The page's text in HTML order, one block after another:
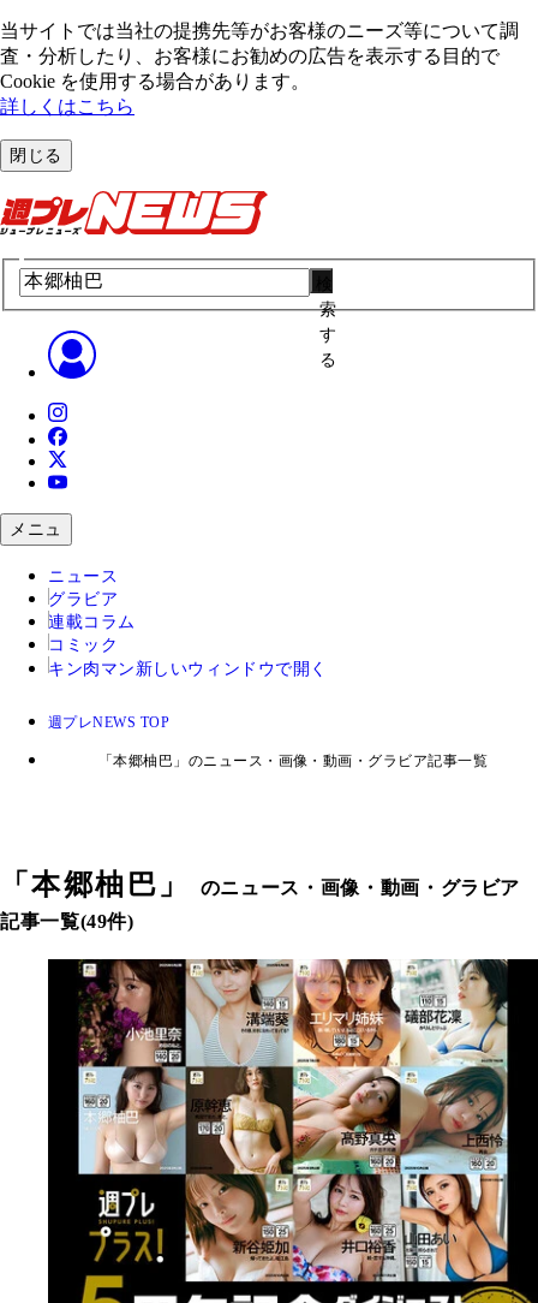
当サイトでは当社の提携先等がお客様のニーズ等について調
査・分析したり、お客様にお勧めの広告を表⽰する⽬的で
Cookie を使⽤する場合があります。
詳しくはこちら
閉じる
索
す
る
メニュ
ニュース
グラビア
連載コラム
コミック
キン肉マン 新しいウィンドウで開く
週プレNEWS TOP
「本郷柚巴」のニュース・画像・動画・グラビア記事一覧
「本郷柚巴 」
のニュース・画像・動画・グラビア
記事一覧(49件)